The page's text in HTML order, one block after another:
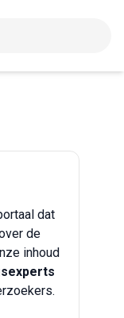
dat
de
inhoud